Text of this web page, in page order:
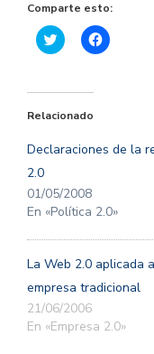
Comparte esto:
Haz
clic
Twitter
abre
una
ventana
Haz
clic
una
ventana
Relacionado
Declaraciones de la
2.0
01/05/2008
En «Política 2.0»
La Web 2.0 aplicada
empresa tradicional
21/06/2006
En «Empresa 2.0»